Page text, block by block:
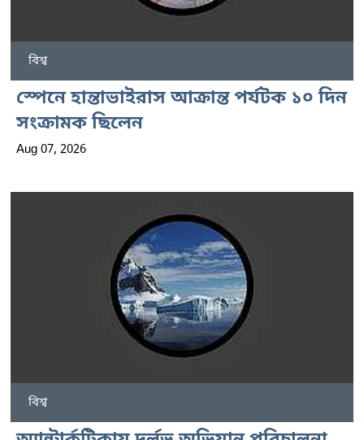
বিশ্ব
স্পেনে হান্তাভাইরাস আক্রান্ত পর্যটক ১০ দিন
সংক্রামক ছিলেন
Aug 07, 2026
বিশ্ব